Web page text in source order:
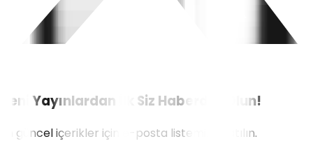
Yeni Yayınlardan İlk Siz Haberdar Olun!
En güncel içerikler için e-posta listemize katılın.